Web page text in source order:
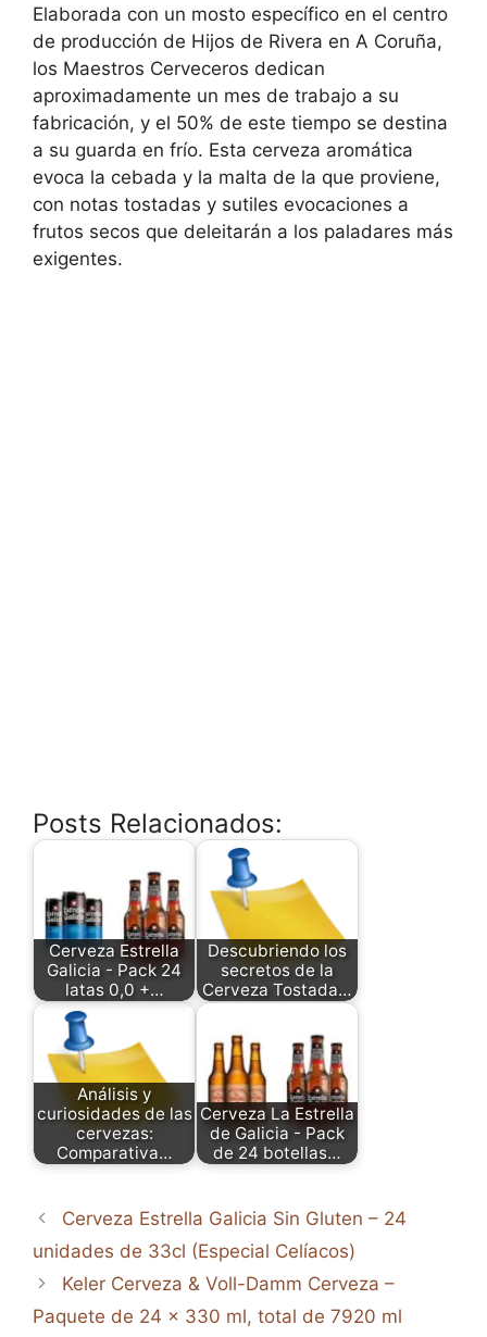
Elaborada con un mosto específico en el centro
de producción de Hijos de Rivera en A Coruña,
los Maestros Cerveceros dedican
aproximadamente un mes de trabajo a su
fabricación, y el 50% de este tiempo se destina
a su guarda en frío. Esta cerveza aromática
evoca la cebada y la malta de la que proviene,
con notas tostadas y sutiles evocaciones a
frutos secos que deleitarán a los paladares más
exigentes.
Posts Relacionados:
Cerveza Estrella
Galicia - Pack 24
latas 0,0 +…
Descubriendo los
secretos de la
Cerveza Tostada…
Análisis y
curiosidades de las
cervezas:
Comparativa…
Cerveza La Estrella
de Galicia - Pack
de 24 botellas…
Cerveza Estrella Galicia Sin Gluten – 24
unidades de 33cl (Especial Celíacos)
Keler Cerveza & Voll-Damm Cerveza –
Paquete de 24 x 330 ml, total de 7920 ml